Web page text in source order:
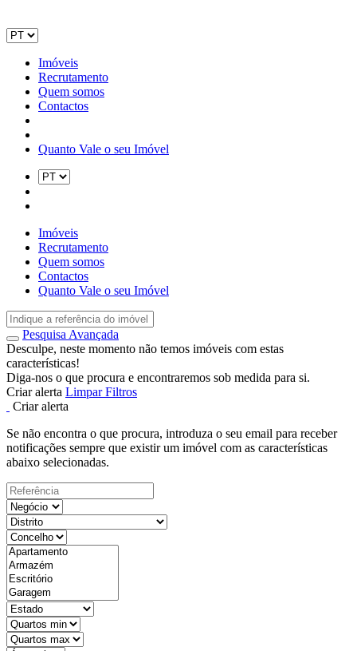
Imóveis
Recrutamento
Quem somos
Contactos
Quanto Vale o seu Imóvel
Imóveis
Recrutamento
Quem somos
Contactos
Quanto Vale o seu Imóvel
Pesquisa Avançada
Desculpe, neste momento não temos imóveis com estas
características!
Diga-nos o que procura e encontraremos sob medida para si.
Criar alerta Limpar Filtros
Criar alerta
Se não encontra o que procura, introduza o seu email para receber
notificações sempre que existir um imóvel com as características
abaixo selecionadas.